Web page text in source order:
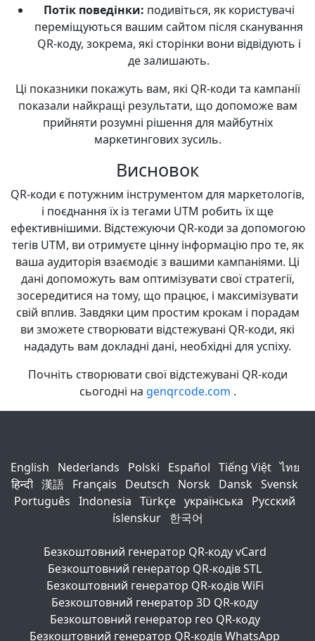
Потік поведінки: подивіться, як користувачі
переміщуються вашим сайтом після сканування
QR-коду, зокрема, які сторінки вони відвідують і
де залишають.
Ці показники покажуть вам, які QR-коди та кампанії
показали найкращі результати, що допоможе вам
прийняти розумні рішення для майбутніх
маркетингових зусиль.
Висновок
QR-коди є потужним інструментом для маркетологів,
і поєднання їх із тегами UTM робить їх ще
ефективнішими. Відстежуючи QR-коди за допомогою
тегів UTM, ви отримуєте цінну інформацію про те, як
ваша аудиторія взаємодіє з вашими кампаніями. Ці
дані допоможуть вам оптимізувати свої стратегії,
зосередитися на тому, що працює, і максимізувати
свій вплив. Завдяки цим простим крокам і порадам
ви зможете створювати відстежувані QR-коди, які
нададуть вам докладні дані, необхідні для успіху.
Почніть створювати свої відстежувані QR-коди
сьогодні на genqrcode.com .
English Nederlands Polski Español Tiếng Việt ไทย
हिन्दी 漢語 Français Deutsch Norsk Dansk Svensk
Português Indonesia Türkçe українська
Русский
íslenskur
한국어
Безкоштовний генератор QR-коду vCard
Безкоштовний генератор QR-кодів STL
Безкоштовний генератор QR-кодів WiFi
Безкоштовний генератор 3D QR-коду
Безкоштовний генератор гео QR-коду
Безкоштовний генератор QR-кодів WhatsApp